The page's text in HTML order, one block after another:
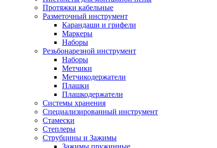
Протяжки кабельные
Разметочный инструмент
Карандаши и грифели
Маркеры
Наборы
Резьбонарезной инструмент
Наборы
Метчики
Метчикодержатели
Плашки
Плашкодержатели
Системы хранения
Специализированный инструмент
Стамески
Степлеры
Струбцины и Зажимы
Зажимы пружинные